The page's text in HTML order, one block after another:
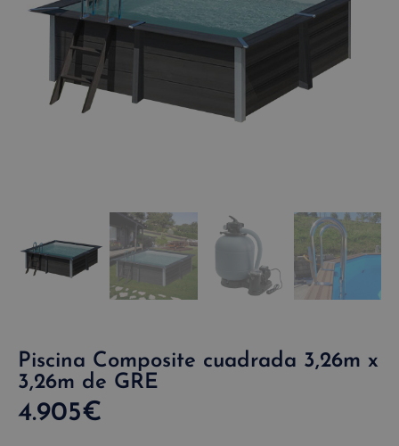
Piscina Composite cuadrada 3,26m x
3,26m de GRE
4.905€